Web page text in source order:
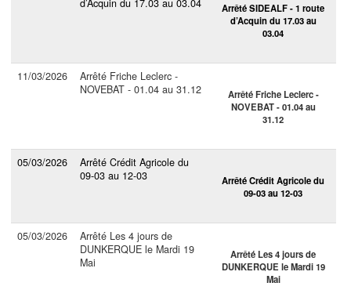
d’Acquin du 17.03 au 03.04
Arrêté SIDEALF - 1 route
d’Acquin du 17.03 au
03.04
11/03/2026
Arrêté Friche Leclerc -
NOVEBAT - 01.04 au 31.12
Arrêté Friche Leclerc -
NOVEBAT - 01.04 au
31.12
05/03/2026
Arrêté Crédit Agricole du
09-03 au 12-03
Arrêté Crédit Agricole du
09-03 au 12-03
05/03/2026
Arrêté Les 4 jours de
DUNKERQUE le Mardi 19
Mai
Arrêté Les 4 jours de
DUNKERQUE le Mardi 19
Mai